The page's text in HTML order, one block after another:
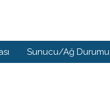
Sunucu/Ağ Durumu